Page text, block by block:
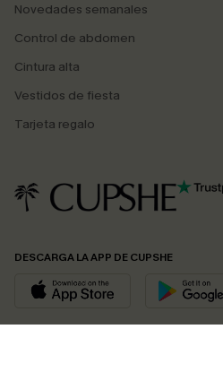
Novedades semanales
Control de abdomen
Cintura alta
Vestidos de fiesta
Tarjeta regalo
DESCARGA LA APP DE CUPSHE